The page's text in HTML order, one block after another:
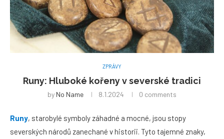
ZPRÁVY
Runy: Hluboké kořeny v severské tradici
by No Name 8.1.2024 0 comments
Runy, starobylé symboly záhadné a mocné, jsou stopy
severských národů zanechané v historii. Tyto tajemné znaky,